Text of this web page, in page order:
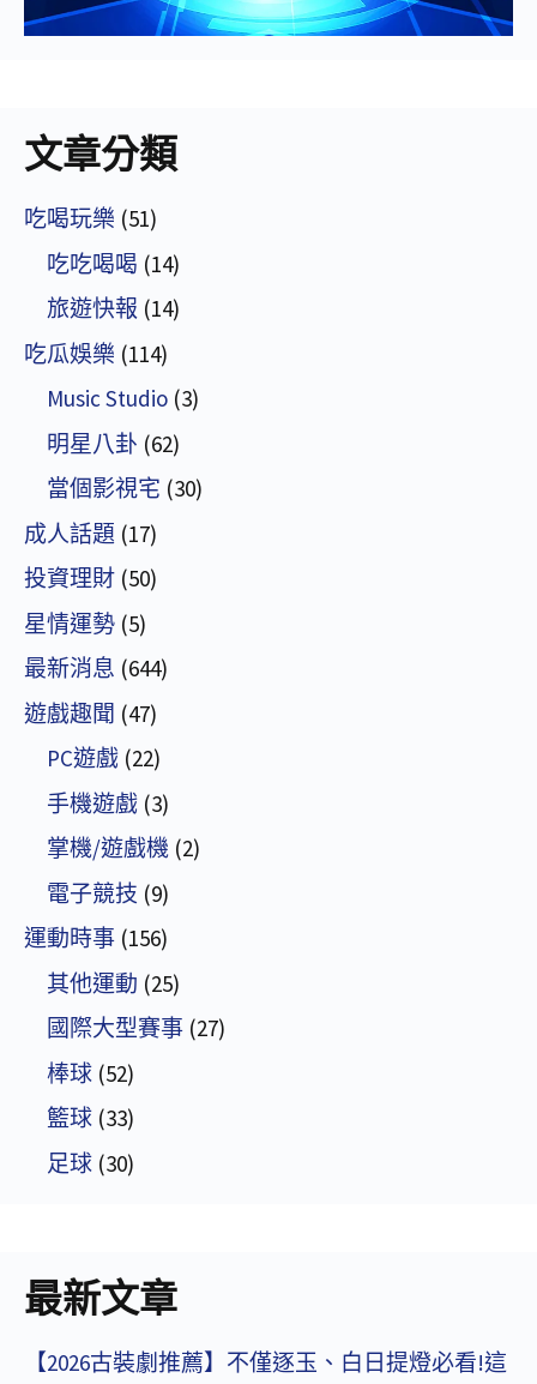
文章分類
吃喝玩樂 (51)
吃吃喝喝 (14)
旅遊快報 (14)
吃瓜娛樂 (114)
Music Studio (3)
明星八卦 (62)
當個影視宅 (30)
成人話題 (17)
投資理財 (50)
星情運勢 (5)
最新消息 (644)
遊戲趣聞 (47)
PC遊戲 (22)
手機遊戲 (3)
掌機/遊戲機 (2)
電子競技 (9)
運動時事 (156)
其他運動 (25)
國際大型賽事 (27)
棒球 (52)
籃球 (33)
足球 (30)
最新文章
【2026古裝劇推薦】不僅逐玉、白日提燈必看!這